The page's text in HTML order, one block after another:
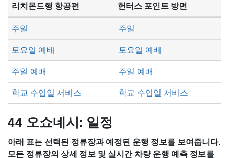
리치몬드행 항공편 헌터스 포인트 방면
토요일 예배 토요일 예배
주일 예배 주일 예배
주일 주일
학교 수업일 서비스 학교 수업일 서비스
44 오쇼네시: 일정
아래 표는 선택된 정류장과 예정된 운행 정보를 보여줍니다.
모든 정류장의 상세 정보 및 실시간 차량 운행 예측 정보를